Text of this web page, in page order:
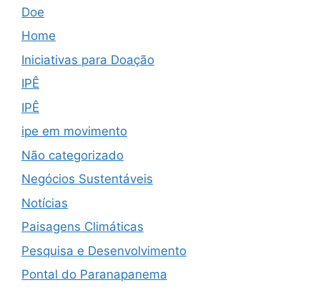
Doe
Home
Iniciativas para Doação
IPÊ
IPÊ
ipe em movimento
Não categorizado
Negócios Sustentáveis
Notícias
Paisagens Climáticas
Pesquisa e Desenvolvimento
Pontal do Paranapanema